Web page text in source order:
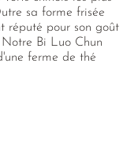
sa forme frisée
réputé pour son goût
Bi Luo Chun
ferme de thé